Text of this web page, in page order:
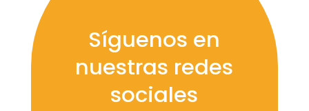
Síguenos en
nuestras redes
sociales